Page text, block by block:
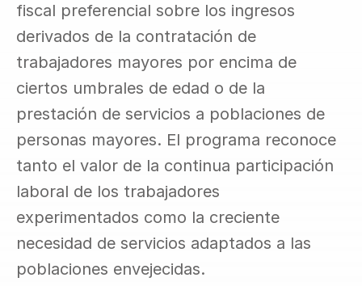
fiscal preferencial sobre los ingresos
derivados de la contratación de
trabajadores mayores por encima de
ciertos umbrales de edad o de la
prestación de servicios a poblaciones de
personas mayores. El programa reconoce
tanto el valor de la continua participación
laboral de los trabajadores
experimentados como la creciente
necesidad de servicios adaptados a las
poblaciones envejecidas.